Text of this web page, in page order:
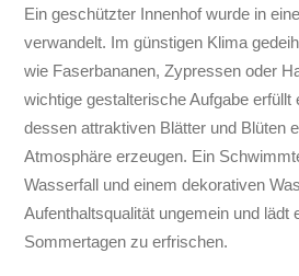
Ein geschützter Innenhof wurde in
verwandelt. Im günstigen Klima
wie Faserbananen, Zypressen oder
wichtige gestalterische Aufgabe erfüllt
dessen attraktiven Blätter und Blüten
Atmosphäre erzeugen. Ein
Wasserfall und einem dekorativen
Aufenthaltsqualität ungemein und lädt
Sommertagen zu erfrischen.